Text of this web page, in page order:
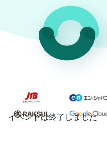
イベントは終了しました